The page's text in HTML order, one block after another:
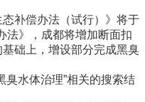
补偿办法（试行）》将于
法》，成都将增加断面扣
础上，增设部分完成黑臭
水体治理”相关的搜索结